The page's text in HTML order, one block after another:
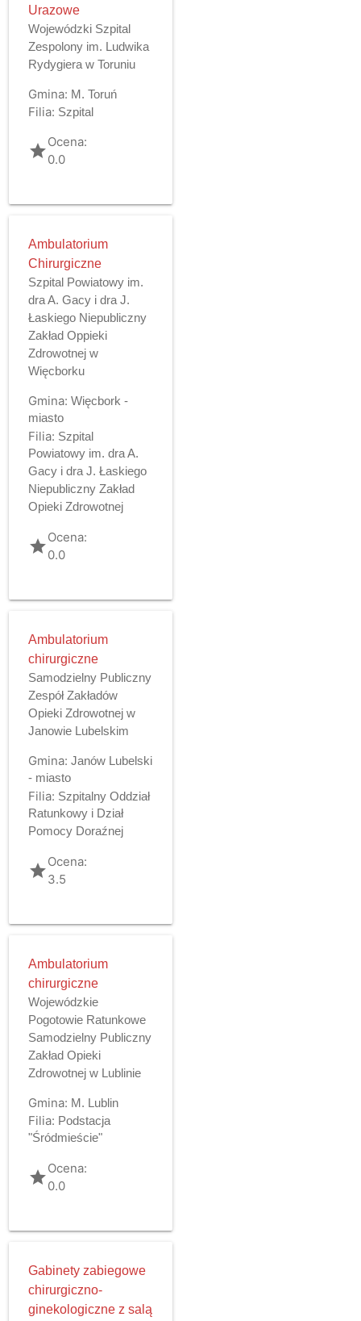
Urazowe
Wojewódzki Szpital
Zespolony im. Ludwika
Rydygiera w Toruniu
Gmina: M. Toruń
Filia: Szpital
gradeOcena:
0.0
Ambulatorium
Chirurgiczne
Szpital Powiatowy im.
dra A. Gacy i dra J.
Łaskiego Niepubliczny
Zakład Oppieki
Zdrowotnej w
Więcborku
Gmina: Więcbork -
miasto
Filia: Szpital
Powiatowy im. dra A.
Gacy i dra J. Łaskiego
Niepubliczny Zakład
Opieki Zdrowotnej
gradeOcena:
0.0
Ambulatorium
chirurgiczne
Samodzielny Publiczny
Zespół Zakładów
Opieki Zdrowotnej w
Janowie Lubelskim
Gmina: Janów Lubelski
- miasto
Filia: Szpitalny Oddział
Ratunkowy i Dział
Pomocy Doraźnej
gradeOcena:
3.5
Ambulatorium
chirurgiczne
Wojewódzkie
Pogotowie Ratunkowe
Samodzielny Publiczny
Zakład Opieki
Zdrowotnej w Lublinie
Gmina: M. Lublin
Filia: Podstacja
"Śródmieście"
gradeOcena:
0.0
Gabinety zabiegowe
chirurgiczno-
ginekologiczne z salą